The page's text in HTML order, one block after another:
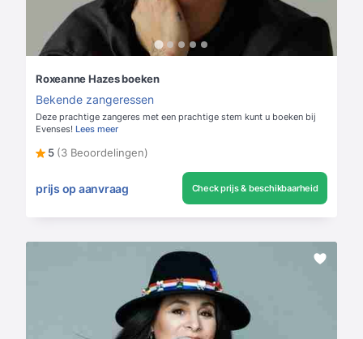
Roxeanne Hazes boeken
Bekende zangeressen
Deze prachtige zangeres met een prachtige stem kunt u boeken bij
Evenses! Lees meer
5 (3 Beoordelingen)
prijs op aanvraag Check prijs & beschikbaarheid